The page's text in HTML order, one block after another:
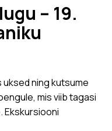
– 19.
ning kutsume
mis viib tagasi
Ekskursiooni